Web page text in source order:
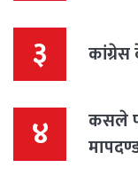
३ कांग्रेस
४
कसले